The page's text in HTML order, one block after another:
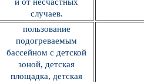
и от несчастных
случаев.
пользование
подогреваемым
бассейном с детской
зоной, детская
площадка, детская